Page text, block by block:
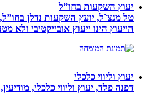
יעוץ השקעות בחו”ל
טל מנצ`ל, יועץ השקעות נדלן
הייעוץ הינו ייעוץ אובייקטיבי
יעוץ וליווי כלכלי
דפנה פלד, יעוץ וליווי כלכלי, מודיעין, מומחית